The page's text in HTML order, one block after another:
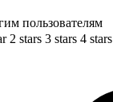
пользователям
2 stars 3 stars 4 stars